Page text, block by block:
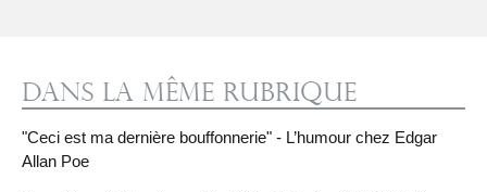
Dans la même rubrique
"Ceci est ma dernière bouffonnerie" - L’humour chez Edgar
Allan Poe